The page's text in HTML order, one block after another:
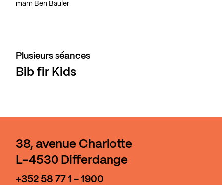
mam Ben Bauler
Plusieurs séances
Bib fir Kids
38, avenue Charlotte
L-4530 Differdange
+352 58 77 1 - 1900